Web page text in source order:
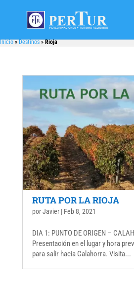
Inicio»Destinos»Rioja
RUTA POR LA RIOJA
porJavier| Feb 8, 2021
DIA 1: PUNTO DE ORIGEN –
Presentación en el lugar y hora
para salir hacia Calahorra. Visita...